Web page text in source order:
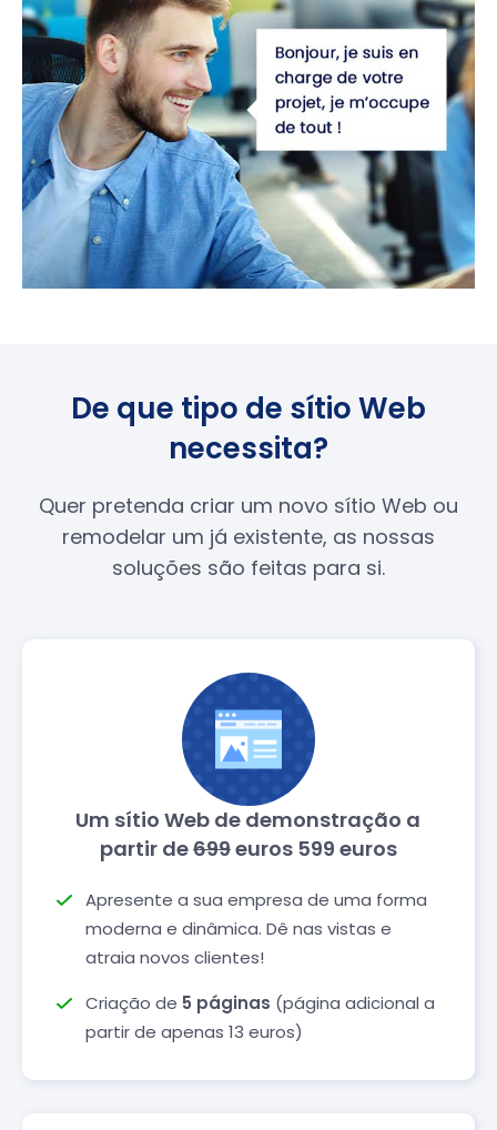
De que tipo de sítio Web
necessita?
Quer pretenda criar um novo sítio Web ou
remodelar um já existente, as nossas
soluções são feitas para si.
Um sítio Web de demonstração a
partir de699euros 599 euros
Apresente a sua empresa de uma forma
moderna e dinâmica. Dê nas vistas e
atraia novos clientes!
Criação de 5 páginas (página adicional a
partir de apenas 13 euros)